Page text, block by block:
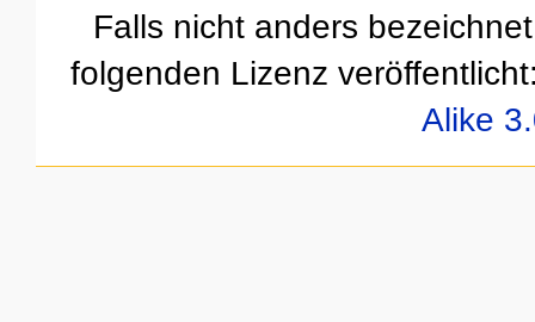
Falls nicht anders
folgenden Lizenz
Alike